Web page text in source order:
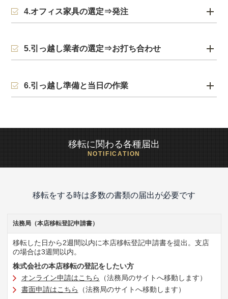
4.オフィス家具の選定⇒発注
5.引っ越し業者の選定⇒お打ち合わせ
6.引っ越し準備と当日の作業
移転に関わる各種届出
NOTIFICATION
移転をする時は多数の書類の届出が必要です
法務局（本店移転登記申請書）
移転した日から2週間以内に本店移転登記申請書を提出。支店
の場合は3週間以内。
株式会社の本店移転の登記をしたい方
オンライン申請はこちら （法務局のサイトへ移動します）
書面申請はこちら （法務局のサイトへ移動します）